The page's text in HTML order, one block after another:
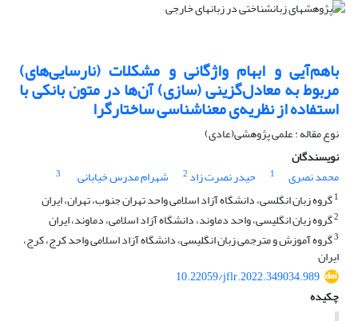
باهم‌آیی و ابهام واژگانی و مشکلات (نارسایی‌های)
مربوط به معادل‌گزینی (سازی) آن‌ها در متون بانکی با
استفاده از نظریه‌ی معنا‌شناسی ساختارگرا
نوع مقاله : علمی پژوهشی(عادی)
نویسندگان
محمد نصری
1 حیدر نصرت زاد 2 شهرام مدرس خیابانی
3
1گروه زبان انگلسی، دانشگاه آزاد اسلامی واحد تهران جنوب، تهران، ایران
2گروه زبان انگلیسی، واحد دماوند، دانشگاه آزاد اسلامی، دماوند، ایران
3گروه آموزش و مترجمی زبان انگلیسی، دانشگاه آزاد اسلامی واحد کرج، کرج،
ایران
10.22059/jflr.2022.349034.989
چکیده